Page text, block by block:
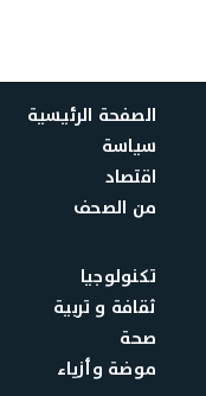
الصفحة الرئيسية
سياسة
اقتصاد
من الصحف
تكنولوجيا
ثقافة و تربية
صحة
موضة وأزياء